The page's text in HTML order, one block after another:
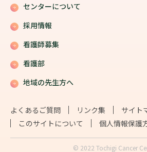
センターについて
採用情報
看護師募集
看護部
地域の先生方へ
よくあるご質問 リンク集
サイト
このサイトについて
個人情報保護
© 2022 Tochigi Cancer